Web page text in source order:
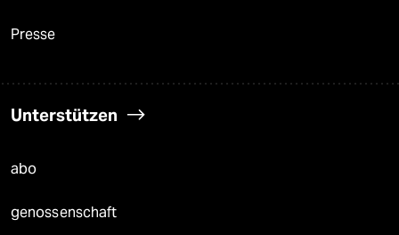
Presse
Unterstützen
abo
genossenschaft